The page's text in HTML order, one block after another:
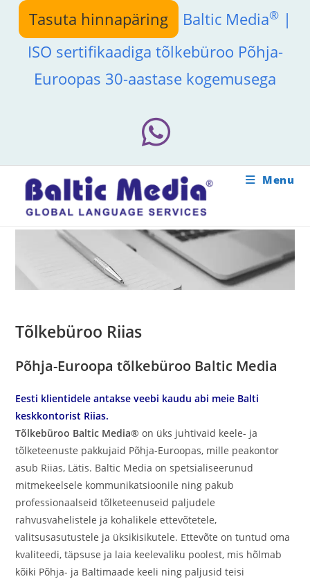
content
Tasuta hinnapäring Baltic Media® |
ISO sertifikaadiga tõlkebüroo Põhja-
Euroopas 30-aastase kogemusega
Menu
Tõlkebüroo Riias
Põhja-Euroopa tõlkebüroo Baltic Media
Eesti klientidele antakse veebi kaudu abi meie Balti
keskkontorist Riias.
Tõlkebüroo Baltic Media® on üks juhtivaid keele- ja
tõlketeenuste pakkujaid Põhja-Euroopas, mille peakontor
asub Riias, Lätis. Baltic Media on spetsialiseerunud
mitmekeelsele kommunikatsioonile ning pakub
professionaalseid tõlketeenuseid paljudele
rahvusvahelistele ja kohalikele ettevõtetele,
valitsusasutustele ja üksikisikutele. Ettevõte on tuntud oma
kvaliteedi, täpsuse ja laia keelevaliku poolest, mis hõlmab
kõiki Põhja- ja Baltimaade keeli ning paljusid teisi